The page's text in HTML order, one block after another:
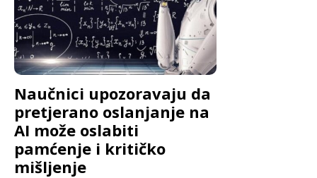
Naučnici upozoravaju da
pretjerano oslanjanje na
AI može oslabiti
pamćenje i kritičko
mišljenje